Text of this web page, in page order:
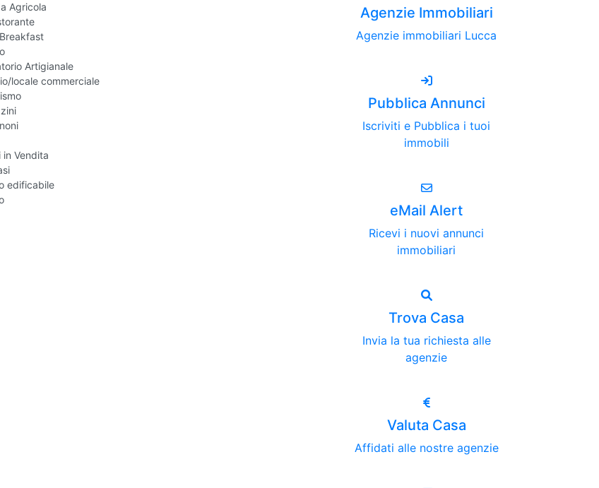
Agricola
Artigianale
locale commerciale
in Vendita
edificabile
Agenzie Immobiliari
Agenzie immobiliari Lucca
Pubblica Annunci
Iscriviti e Pubblica i tuoi
immobili
eMail Alert
Ricevi i nuovi annunci
immobiliari
Trova Casa
Invia la tua richiesta alle
agenzie
Valuta Casa
Affidati alle nostre agenzie